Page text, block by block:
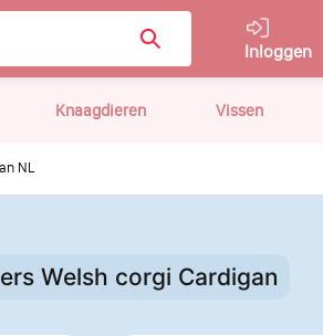
Inloggen
Knaagdieren Vissen
NL
Welsh corgi Cardigan